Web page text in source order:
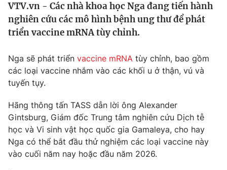
Thế giới
Thế giới đó đây
Câu chuyện quốc tế
Kinh tế
Tài chính
Thị trường
Góc doanh nghiệp
Dữ liệu và đời sống
Truyền hình
Phim VTV
Hậu trường
Giải trí
VTV.vn - Các nhà khoa học Nga đang tiến hành
nghiên cứu các mô hình bệnh ung thư để phát
triển vaccine mRNA tùy chỉnh.
Nga sẽ phát triển vaccine mRNA tùy chỉnh, bao gồm
các loại vaccine nhắm vào các khối u ở thận, vú và
tuyến tụy.
Hãng thông tấn TASS dẫn lời ông Alexander
Gintsburg, Giám đốc Trung tâm nghiên cứu Dịch tễ
học và Vi sinh vật học quốc gia Gamaleya, cho hay
Nga có thể bắt đầu thử nghiệm các loại vaccine này
vào cuối năm nay hoặc đầu năm 2026.